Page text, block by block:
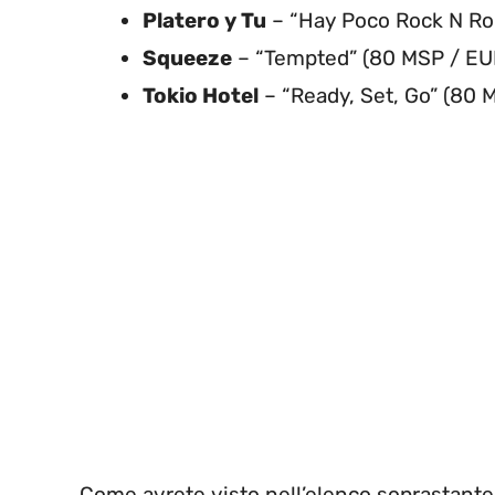
Platero y Tu – “Hay Poco Rock N
Squeeze – “Tempted” (80 MSP /
Tokio Hotel – “Ready, Set, Go” (80